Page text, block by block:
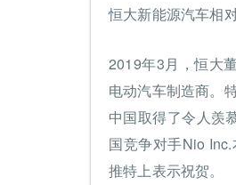
恒大新能源汽车相
2019年3月，恒大
电动汽车制造商。
中国取得了令人羡
国竞争对手Nio
推特上表示祝贺。